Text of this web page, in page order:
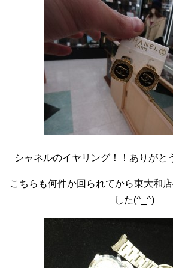
シャネルのイヤリング！！ありがと
こちらも何件か回られてから東大和
した(^_^)